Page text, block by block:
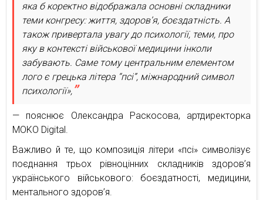
яка б коректно відображала основні складники
теми конгресу: життя, здоров’я, боєздатність. А
також привертала увагу до психології, теми, про
яку в контексті військової медицини інколи
забувають. Саме тому центральним елементом
лого є грецька літера “псі”, міжнародний символ
психології»,
— пояснює Олександра Раскосова, артдиректорка
MOKO Digital.
Важливо й те, що композиція літери «псі» символізує
поєднання трьох рівноцінних складників здоров’я
українського військового: боєздатності, медицини,
ментального здоров’я.